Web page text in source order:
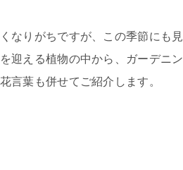
なりがちですが、この季節にも見
迎える植物の中から、ガーデニン
言葉も併せてご紹介します。